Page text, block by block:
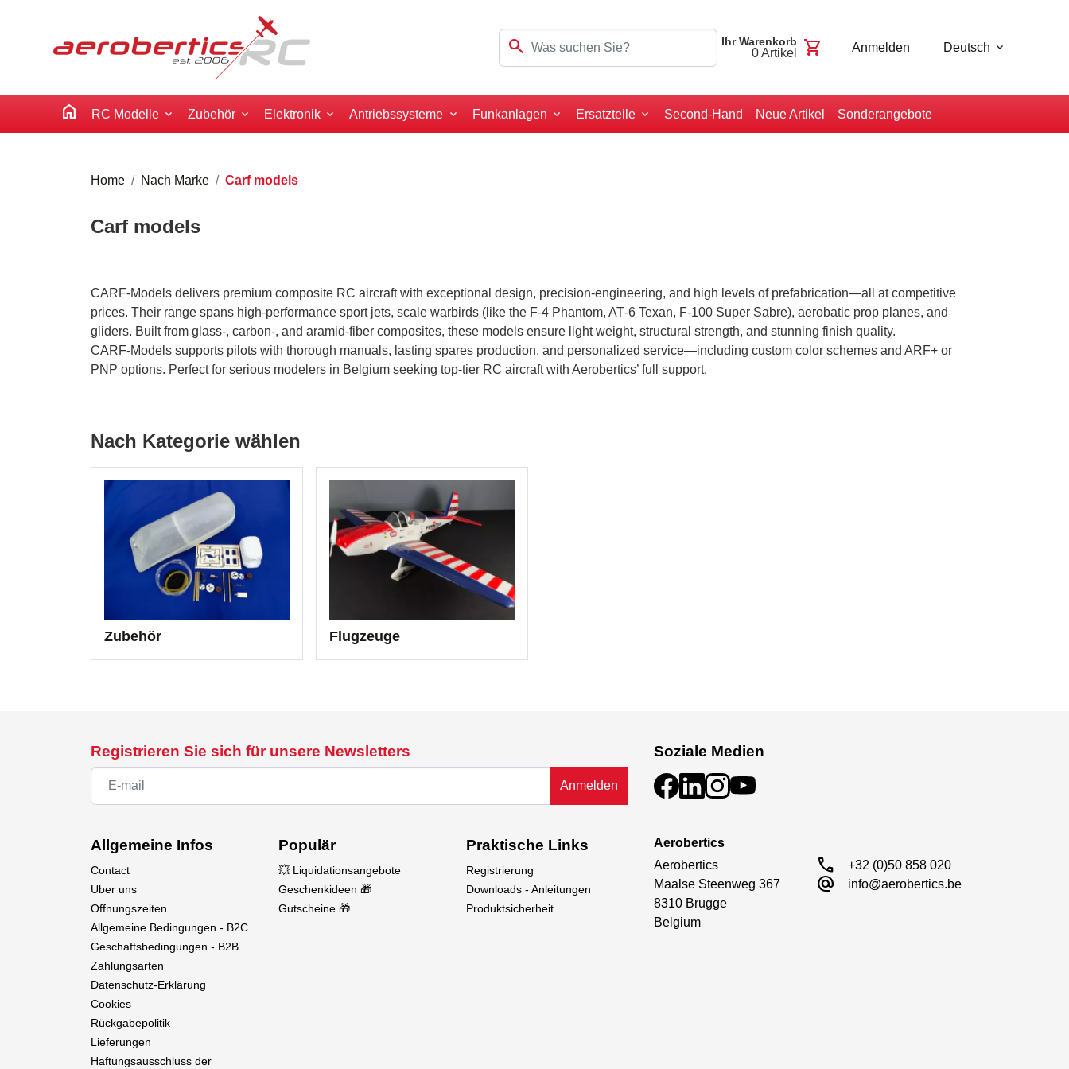
search Ihr Warenkorb
0Artikel shopping_cart Anmelden Deutsch
home RC Modelle Zubehör Elektronik Antriebssysteme Funkanlagen Ersatzteile Second-Hand Neue Artikel Sonderangebote
Home Nach Marke Carf models
Carf models
CARF‑Models delivers premium composite RC aircraft with exceptional design, precision-engineering, and high levels of prefabrication—all at competitive
prices. Their range spans high-performance sport jets, scale warbirds (like the F‑4 Phantom, AT‑6 Texan, F‑100 Super Sabre), aerobatic prop planes, and
gliders. Built from glass‑, carbon‑, and aramid‑fiber composites, these models ensure light weight, structural strength, and stunning finish quality.
CARF‑Models supports pilots with thorough manuals, lasting spares production, and personalized service—including custom color schemes and ARF+ or
PNP options. Perfect for serious modelers in Belgium seeking top-tier RC aircraft with Aerobertics’ full support.
Nach Kategorie wählen
Zubehör Flugzeuge
Registrieren Sie sich für unsere Newsletters
Anmelden
Soziale Medien
Allgemeine Infos
Contact
Uber uns
Offnungszeiten
Allgemeine Bedingungen - B2C
Geschaftsbedingungen - B2B
Zahlungsarten
Datenschutz-Erklärung
Cookies
Rückgabepolitik
Lieferungen
Haftungsausschluss der
Populär
💥 Liquidationsangebote
Geschenkideen 🎁
Gutscheine 🎁
Praktische Links
Registrierung
Downloads - Anleitungen
Produktsicherheit
Aerobertics
Aerobertics
Maalse Steenweg 367
8310 Brugge
Belgium
call +32 (0)50 858 020
alternate_email info@aerobertics.be